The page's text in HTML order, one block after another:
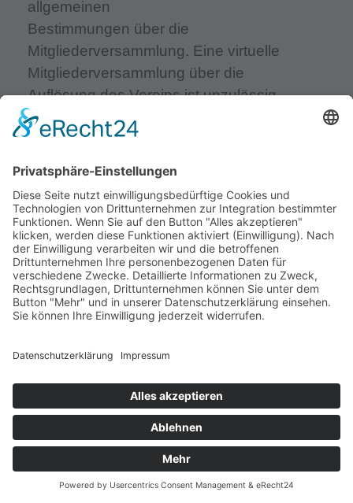
allgemeinen
Bestimmungen über die
Mitgliederversammlung. Eine virtuelle
Mitgliederversammlung über die
Auflösung des Vereins ist unzulässig.
3.
-kann vom Vorstand einberufen werden, wenn
es das Interesse des Verbandes erfordert.
-Sie muss vom Vorstand einberufen werden,
wenn dies mindestens 25 % der Mitglieder
unter
Nennung von Gründen beantragen. In diesem
Fall muss die Mitgliederversammlung
Wochen nach Eingang des Antrages
durchgeführt werden.
Alle Anträge, welche Mitglieder in einer
ordentlichen Mitgliederversammlung
behandelt haben wollen,